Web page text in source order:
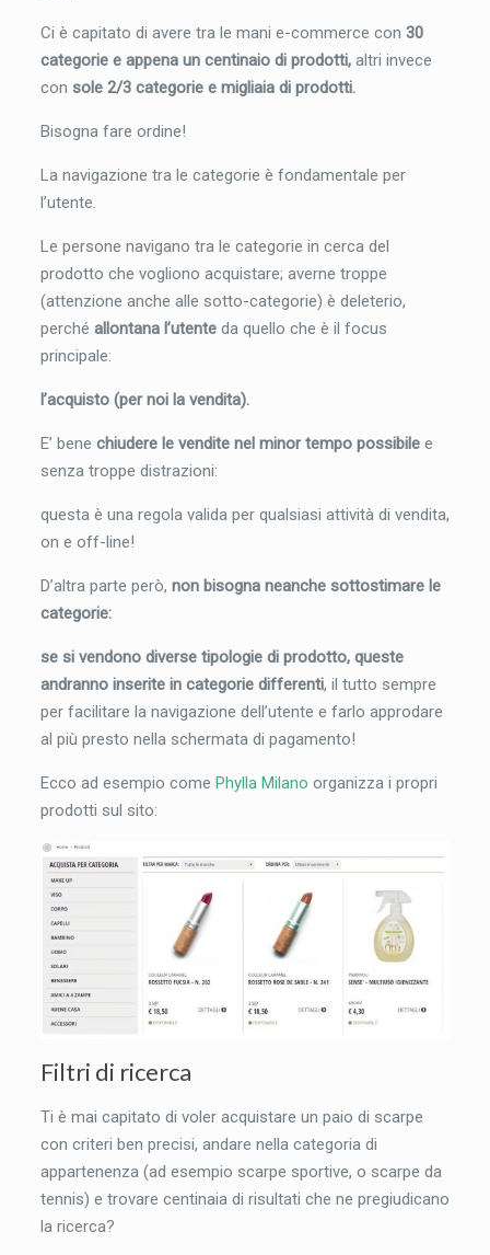
Ci è capitato di avere tra le mani e-commerce con 30
categorie e appena un centinaio di prodotti, altri invece
con sole 2/3 categorie e migliaia di prodotti.
Bisogna fare ordine!
La navigazione tra le categorie è fondamentale per
l’utente.
Le persone navigano tra le categorie in cerca del
prodotto che vogliono acquistare; averne troppe
(attenzione anche alle sotto-categorie) è deleterio,
perché allontana l’utente da quello che è il focus
principale:
l’acquisto (per noi la vendita).
E’ bene chiudere le vendite nel minor tempo possibilee
senza troppe distrazioni:
questa è una regola valida per qualsiasi attività di vendita,
on e off-line!
D’altra parte però, non bisogna neanche sottostimare le
categorie:
se si vendono diverse tipologie di prodotto, queste
andranno inserite in categorie differenti, il tutto sempre
per facilitare la navigazione dell’utente e farlo approdare
al più presto nella schermata di pagamento!
Ecco ad esempio come Phylla Milano organizza i propri
prodotti sul sito:
Filtri di ricerca
Ti è mai capitato di voler acquistare un paio di scarpe
con criteri ben precisi, andare nella categoria di
appartenenza (ad esempio scarpe sportive, o scarpe da
tennis) e trovare centinaia di risultati che ne pregiudicano
la ricerca?